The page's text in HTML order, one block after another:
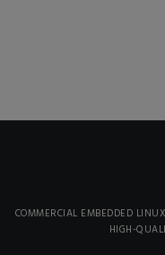
COMMERCIAL EMBEDDED
HIGH-